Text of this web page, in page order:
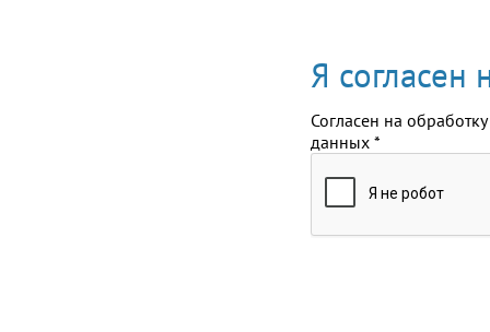
Я согласен
Согласен на обработку
данных *